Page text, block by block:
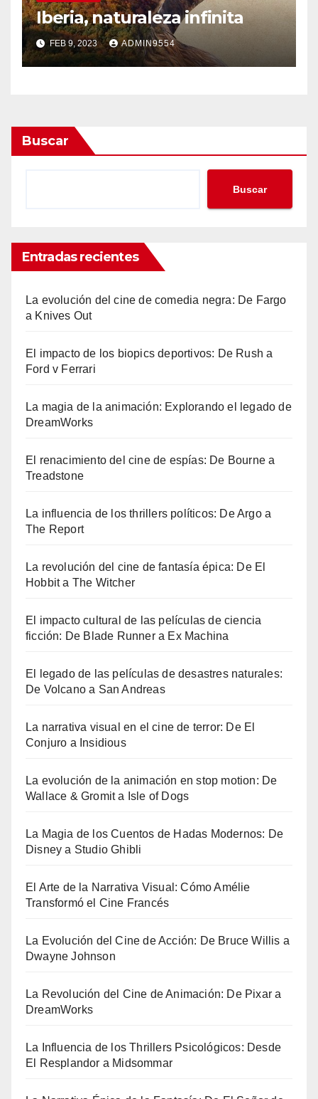
Iberia, naturaleza infinita
FEB 9, 2023 ADMIN9554
Buscar
Buscar
Entradas recientes
La evolución del cine de comedia negra: De Fargo
a Knives Out
El impacto de los biopics deportivos: De Rush a
Ford v Ferrari
La magia de la animación: Explorando el legado de
DreamWorks
El renacimiento del cine de espías: De Bourne a
Treadstone
La influencia de los thrillers políticos: De Argo a
The Report
La revolución del cine de fantasía épica: De El
Hobbit a The Witcher
El impacto cultural de las películas de ciencia
ficción: De Blade Runner a Ex Machina
El legado de las películas de desastres naturales:
De Volcano a San Andreas
La narrativa visual en el cine de terror: De El
Conjuro a Insidious
La evolución de la animación en stop motion: De
Wallace & Gromit a Isle of Dogs
La Magia de los Cuentos de Hadas Modernos: De
Disney a Studio Ghibli
El Arte de la Narrativa Visual: Cómo Amélie
Transformó el Cine Francés
La Evolución del Cine de Acción: De Bruce Willis a
Dwayne Johnson
La Revolución del Cine de Animación: De Pixar a
DreamWorks
La Influencia de los Thrillers Psicológicos: Desde
El Resplandor a Midsommar